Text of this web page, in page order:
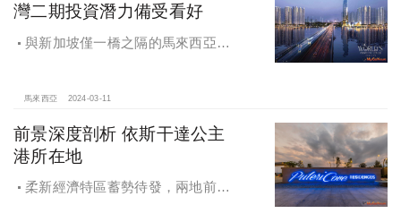
灣二期投資潛力備受看好
與新加坡僅一橋之隔的馬來西亞新
馬來西亞 2024-03-11
前景深度剖析 依斯干達公主
港所在地
柔新經濟特區蓄勢待發，兩地前景